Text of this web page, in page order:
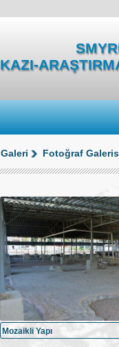
KAZI-
Galeri Fotoğraf
Mozaikli Yapı